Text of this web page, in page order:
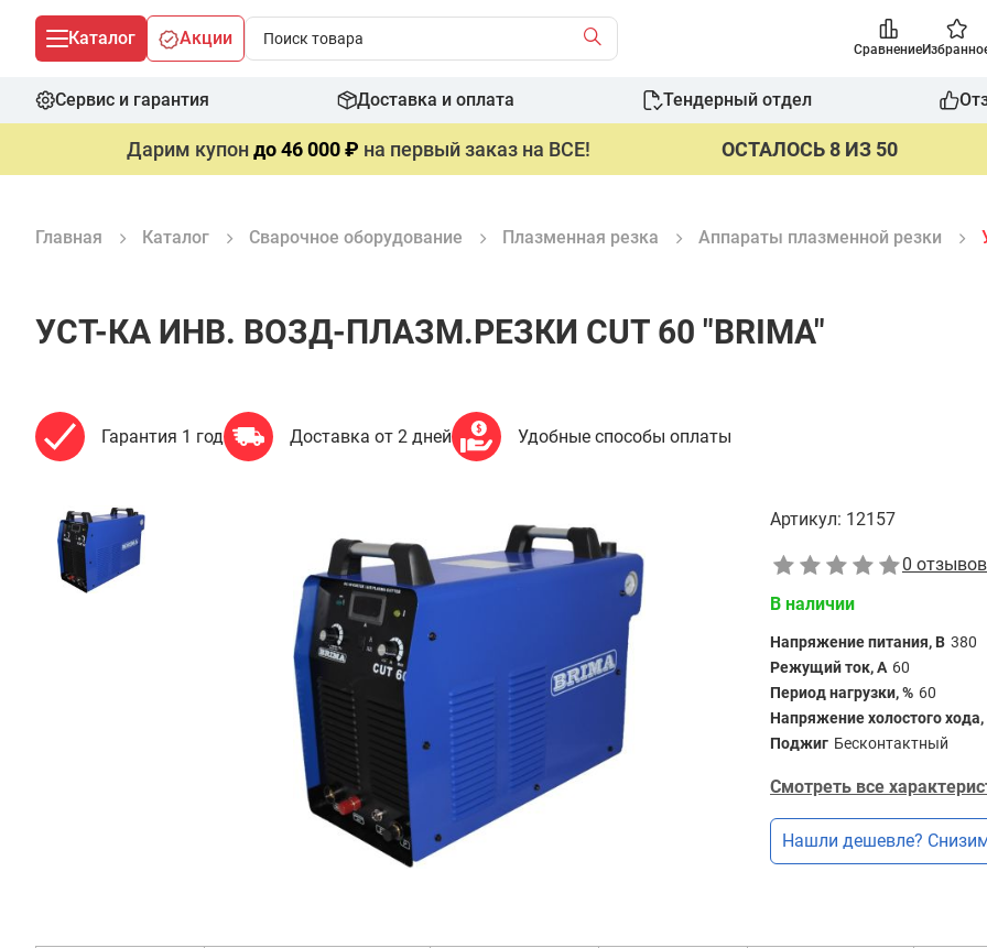
Каталог Акции
Сравнение
Сервис и гарантия Доставка и оплата Тендерный отдел
Дарим купондо 46 000 ₽ на первый заказ на ВСЕ! ОСТАЛОСЬ 8 ИЗ 50
Главная Каталог Сварочное оборудование Плазменная резка Аппараты плазменной резки
УСТ-КА ИНВ. ВОЗД-ПЛАЗМ.РЕЗКИ CUT 60 "BRIMA"
Гарантия 1 год Доставка от 2 дней Удобные способы оплаты
290
Артикул: 12157
0 отзывов
В наличии
Напряжение питания, В 380
Режущий ток, А 60
Период нагрузки, % 60
Напряжение холостого хода,
Поджиг Бесконтактный
Смотреть все
Нашли дешевле?